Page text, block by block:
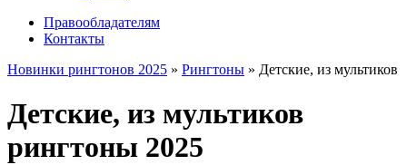
Правообладателям
Контакты
Новинки рингтонов 2025 » Рингтоны » Детские, из мультиков
Детские, из мультиков
рингтоны 2025